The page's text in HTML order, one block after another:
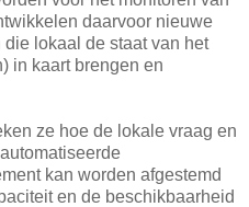
daarvoor nieuwe
lokaal de staat van het
in kaart brengen en
ze hoe de lokale vraag en
kan worden afgestemd
en de beschikbaarheid